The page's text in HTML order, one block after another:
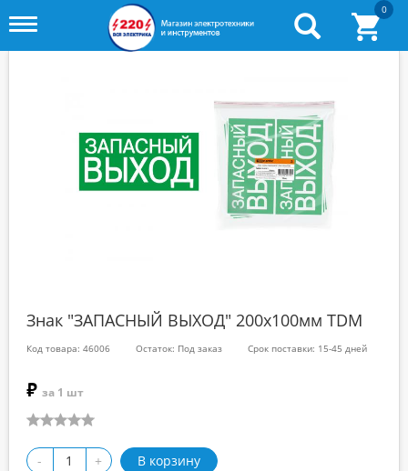
Toggle
0
Знак "ЗАПАСНЫЙ ВЫХОД" 200х100мм TDM
Код товара: 46006 Остаток: Под заказ Срок поставки: 15-45 дней
₽ за 1 шт
- + В корзину